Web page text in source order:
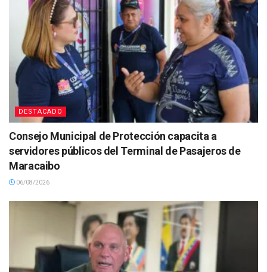
DESTACADO
Consejo Municipal de Protección capacita a
servidores públicos del Terminal de Pasajeros de
Maracaibo
06/08/2026